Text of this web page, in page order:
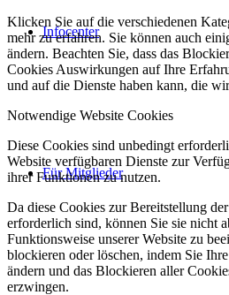
Infocenter
Für Mitglieder
Klicken Sie auf die verschiedenen
mehr zu erfahren. Sie können auch
ändern. Beachten Sie, dass das
Cookies Auswirkungen auf Ihre
und auf die Dienste haben kann, die
Notwendige Website Cookies
Diese Cookies sind unbedingt
Website verfügbaren Dienste zur
ihrer Funktionen zu nutzen.
Da diese Cookies zur Bereitstellung
erforderlich sind, können Sie sie nicht
Funktionsweise unserer Website zu
blockieren oder löschen, indem Sie
ändern und das Blockieren aller
erzwingen.